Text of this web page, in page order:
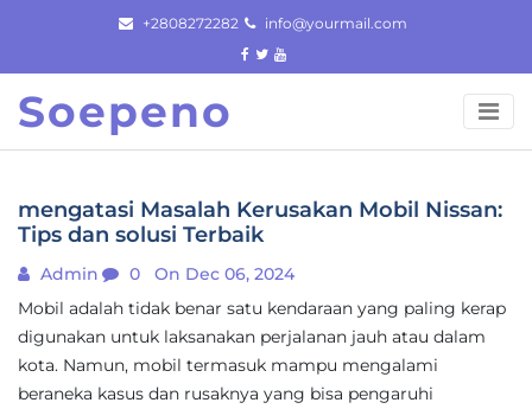
content
+2808272282 info@yourmail.com
Soepeno
mengatasi Masalah Kerusakan Mobil Nissan:
Tips dan solusi Terbaik
Admin 0
On Dec 06, 2024
Mobil adalah tidak benar satu kendaraan yang paling kerap
digunakan untuk laksanakan perjalanan jauh atau dalam
kota. Namun, mobil termasuk mampu mengalami
beraneka kasus dan rusaknya yang bisa pengaruhi